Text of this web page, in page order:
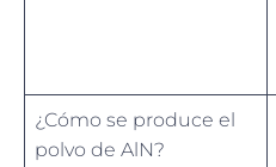
¿Cómo se produce el
polvo de AlN?